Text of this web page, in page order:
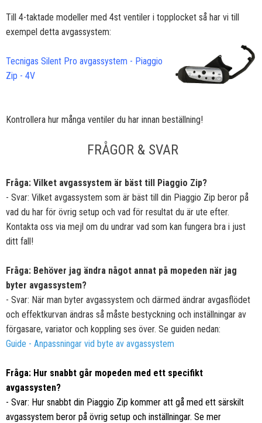
Till 4-taktade modeller med 4st ventiler i topplocket så har vi till
exempel detta avgassystem:
Tecnigas Silent Pro avgassystem - Piaggio
Zip - 4V
Kontrollera hur många ventiler du har innan beställning!
FRÅGOR & SVAR
Fråga: Vilket avgassystem är bäst till Piaggio Zip?
- Svar: Vilket avgassystem som är bäst till din Piaggio Zip beror på
vad du har för övrig setup och vad för resultat du är ute efter.
Kontakta oss via mejl om du undrar vad som kan fungera bra i just
ditt fall!
Fråga: Behöver jag ändra något annat på mopeden när jag
byter avgassystem?
- Svar: När man byter avgassystem och därmed ändrar avgasflödet
och effektkurvan ändras så måste bestyckning och inställningar av
förgasare, variator och koppling ses över. Se guiden nedan:
Guide - Anpassningar vid byte av avgassystem
Fråga: Hur snabbt går mopeden med ett specifikt
avgassysten?
- Svar: Hur snabbt din Piaggio Zip kommer att gå med ett särskilt
avgassystem beror på övrig setup och inställningar. Se mer